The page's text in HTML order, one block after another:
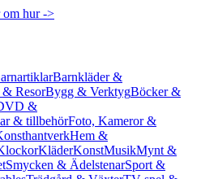
om hur ->
Barnkläder &
ResorBygg & VerktygBöcker &
&
& tillbehörFoto, Kameror &
Hem &
KläderKonstMusikMynt &
Smycken & ÄdelstenarSport &